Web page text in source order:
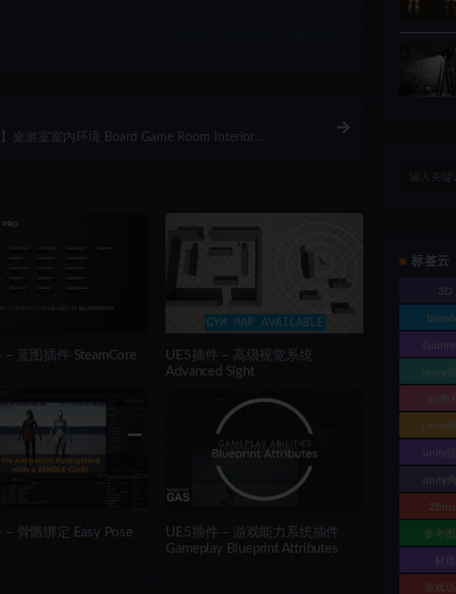
】桌游室室内环境 Board Game Room Interior
– 蓝图插件 SteamCore
UE5插件 – 高级视觉系统
Advanced Sight
– 骨骼绑定 Easy Pose
UE5插件 – 游戏能力系统插件
Gameplay Blueprint Attributes
标签云
3D
maya
ps教程
Unity
unity插
unity
参考
材质
游戏场